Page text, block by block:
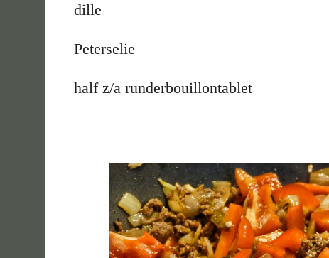
dille
Peterselie
half z/a runderbouillontablet